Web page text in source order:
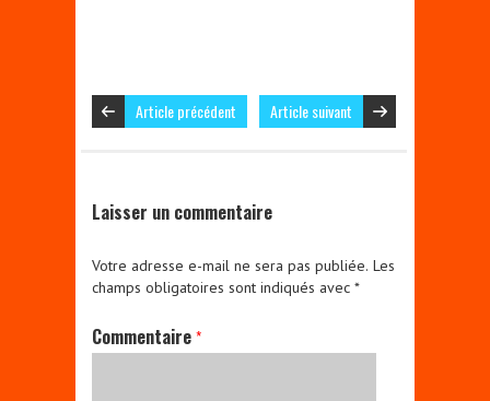
Article précédent Article suivant
Laisser un commentaire
Votre adresse e-mail ne sera pas publiée. Les
champs obligatoires sont indiqués avec *
Commentaire *